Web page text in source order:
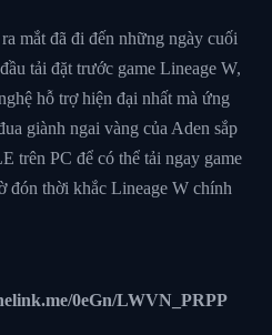
mắt đã đi đến những ngày cuối
tải đặt trước game Lineage W,
hỗ trợ hiện đại nhất mà ứng
giành ngai vàng của Aden sắp
trên PC để có thể tải ngay game
đón thời khắc Lineage W chính
0eGn/LWVN_PRPP